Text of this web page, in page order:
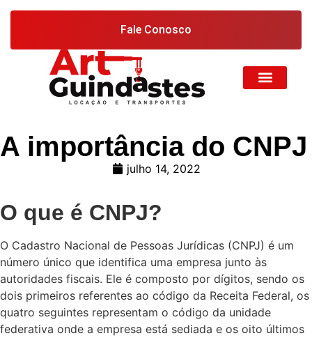
Fale Conosco
A importância do CNPJ
julho 14, 2022
O que é CNPJ?
O Cadastro Nacional de Pessoas Jurídicas (CNPJ) é um
número único que identifica uma empresa junto às
autoridades fiscais. Ele é composto por dígitos, sendo os
dois primeiros referentes ao código da Receita Federal, os
quatro seguintes representam o código da unidade
federativa onde a empresa está sediada e os oito últimos